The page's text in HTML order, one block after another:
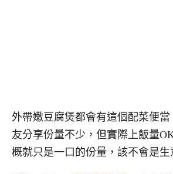
外帶嫩豆腐煲都會有這個配菜便當
友分享份量不少，但實際上飯量
概就只是一口的份量，該不會是